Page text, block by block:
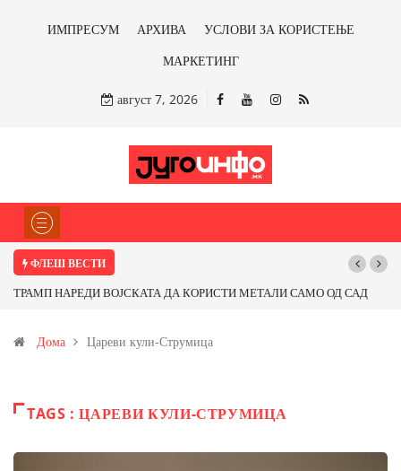
ИМПРЕСУМ АРХИВА
УСЛОВИ ЗА КОРИСТЕЊЕ
МАРКЕТИНГ
август 7, 2026
ФЛЕШ ВЕСТИ
ТРАМП НАРЕДИ ВОЈСКАТА ДА КОРИСТИ МЕТАЛИ САМО ОД САД
Иловица и со антимонот?
Дома Цареви кули-Струмица
TAGS : ЦАРЕВИ КУЛИ-СТРУМИЦА